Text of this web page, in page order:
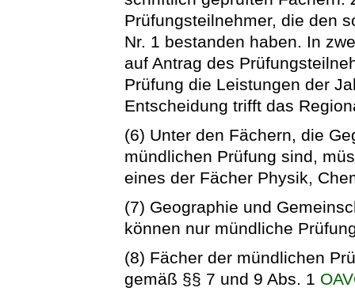
Prüfungsteilnehmer, die den
Nr. 1 bestanden haben. In
auf Antrag des
Prüfung die Leistungen der
Entscheidung trifft das
(6) Unter den Fächern, die
mündlichen Prüfung sind,
eines der Fächer Physik,
(7) Geographie und
können nur mündliche
(8) Fächer der mündlichen
gemäß §§ 7 und 9 Abs. 1